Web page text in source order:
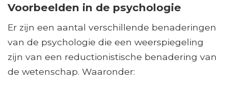
Voorbeelden in de psychologie
Er zijn een aantal verschillende benaderingen
van de psychologie die een weerspiegeling
zijn van een reductionistische benadering van
de wetenschap. Waaronder: